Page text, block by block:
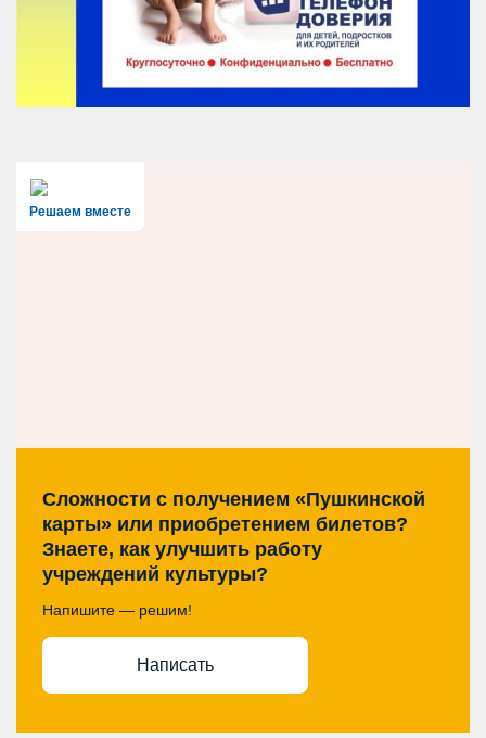
Решаем вместе
Сложности с получением «Пушкинской
карты» или приобретением билетов?
Знаете, как улучшить работу
учреждений культуры?
Напишите — решим!
Написать